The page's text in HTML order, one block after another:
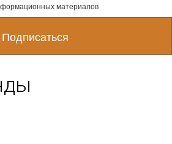
материалов